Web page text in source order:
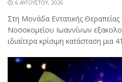
6 ΑΥΓΟΎΣΤΟΥ, 2026
Στη Μονάδα Εντατικής
Νοσοκομείου Ιωαννίνων
ιδιαίτερα κρίσιμη κατάσταση μια